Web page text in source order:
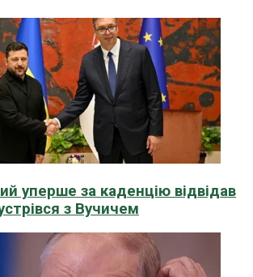
уперше за каденцію відвідав
з Вучичем